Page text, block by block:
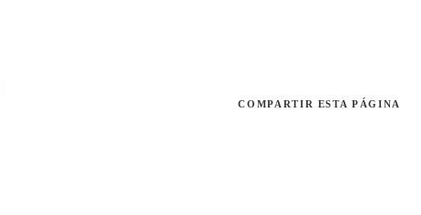
COMPARTIR ESTA PÁGINA